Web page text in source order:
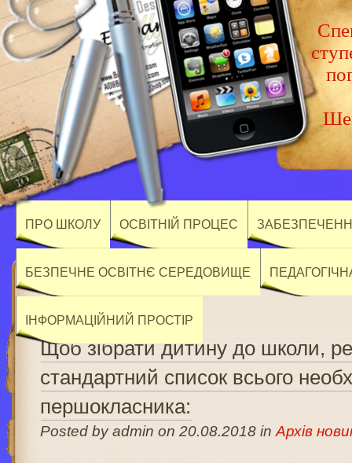
ПРО ШКОЛУ ОСВІТНІЙ ПРОЦЕС
БЕЗПЕЧНЕ ОСВІТНЄ СЕРЕДОВИЩЕ
ІНФОРМАЦІЙНИЙ ПРОСТІР
Щоб зібрати дитину до школи,
стандартний список всього
першокласника:
Posted by admin on 20.08.2018 inАрхів